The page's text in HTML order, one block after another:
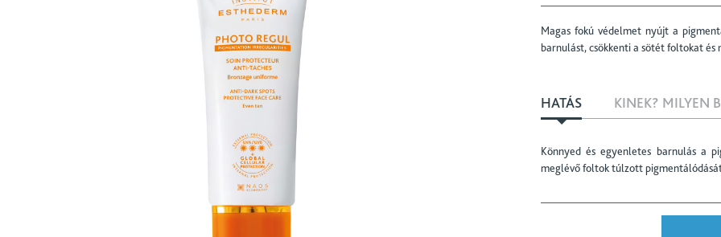
Magas fokú védelmet nyújt a
barnulást, csökkenti a sötét foltokat
HATÁS KINEK? MILYEN
Könnyed és egyenletes barnulás a
meglévő foltok túlzott